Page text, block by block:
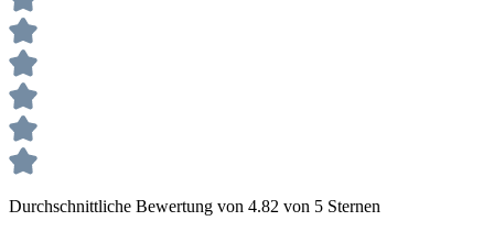
Durchschnittliche Bewertung von 4.82 von 5 Sternen